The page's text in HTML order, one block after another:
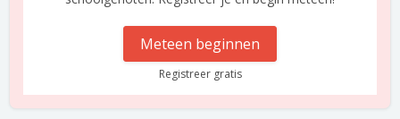
Meteen beginnen
Registreer gratis